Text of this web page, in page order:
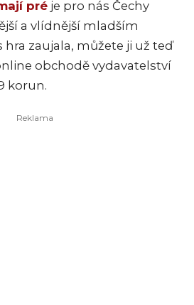
pré je pro nás Čechy
a vlídnější mladším
hra zaujala, můžete ji už teď
obchodě vydavatelství
korun.